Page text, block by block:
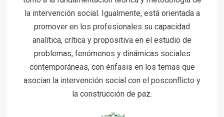
la intervención social. Igualmente, está orientada a
promover en los profesionales su capacidad
analítica, crítica y propositiva en el estudio de
problemas, fenómenos y dinámicas sociales
contemporáneas, con énfasis en los temas que
asocian la intervención social con el posconflicto y
la construcción de paz.